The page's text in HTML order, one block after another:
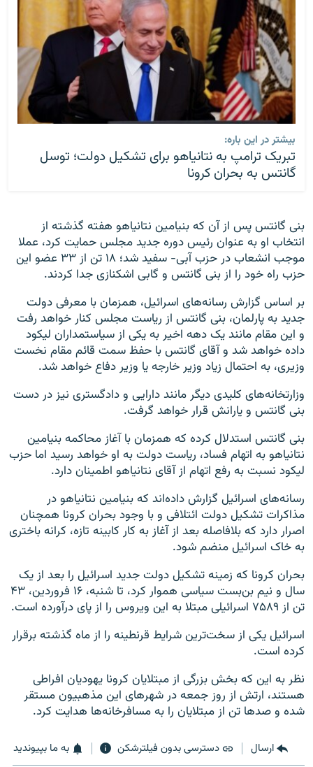
بیشتر در این باره:
تبریک ترامپ به نتانیاهو برای تشکیل دولت؛ توسل
گانتس به بحران کرونا
بنی گانتس پس از آن که بنیامین نتانیاهو هفته گذشته از
انتخاب او به عنوان رئیس دوره جدید مجلس حمایت کرد، عملا
موجب انشعاب در حزب آبی- سفید شد؛ ۱۸ تن از ۳۳ عضو این
حزب راه خود را از بنی گانتس و گابی اشکنازی جدا کردند.
بر اساس گزارش رسانه‌های اسرائیل، همزمان با معرفی دولت
جدید به پارلمان، بنی گانتس از ریاست مجلس کنار خواهد رفت
و این مقام مانند یک دهه اخیر به یکی از سیاستمداران لیکود
داده خواهد شد و آقای گانتس با حفظ سمت قائم مقام نخست
وزیری، به احتمال زیاد وزیر خارجه یا وزیر دفاع خواهد شد.
وزارتخانه‌های کلیدی دیگر مانند دارایی و دادگستری نیز در دست
بنی گانتس و یارانش قرار خواهد گرفت.
بنی گانتس استدلال کرده که همزمان با آغاز محاکمه بنیامین
نتانیاهو به اتهام فساد، ریاست دولت به او خواهد رسید اما حزب
لیکود نسبت به رفع اتهام از آقای نتانیاهو اطمینان دارد.
رسانه‌های اسرائیل گزارش داده‌اند که بنیامین نتانیاهو در
مذاکرات تشکیل دولت ائتلافی و با وجود بحران کرونا همچنان
اصرار دارد که بلافاصله بعد از آغاز به کار کابینه تازه، کرانه باختری
به خاک اسرائیل منضم شود.
بحران کرونا که زمینه تشکیل دولت جدید اسرائیل را بعد از یک
سال و نیم بن‌بست سیاسی هموار کرد، تا شنبه، ‌۱۶ فروردین، ۴۳
تن از ۷۵۸۹ اسرائیلی‌ مبتلا به این ویروس را از پای درآورده است.
اسرائیل یکی از سخت‌ترین شرایط قرنطینه را از ماه گذشته برقرار
کرده است.
نظر به این که بخش بزرگی از مبتلایان کرونا یهودیان افراطی
هستند، ارتش از روز جمعه در شهرهای این مذهبیون مستقر
شده و صدها تن از مبتلایان را به مسافرخانه‌ها هدایت کرد.
ارسال دسترسی بدون فیلترشکن به ما بپیوندید